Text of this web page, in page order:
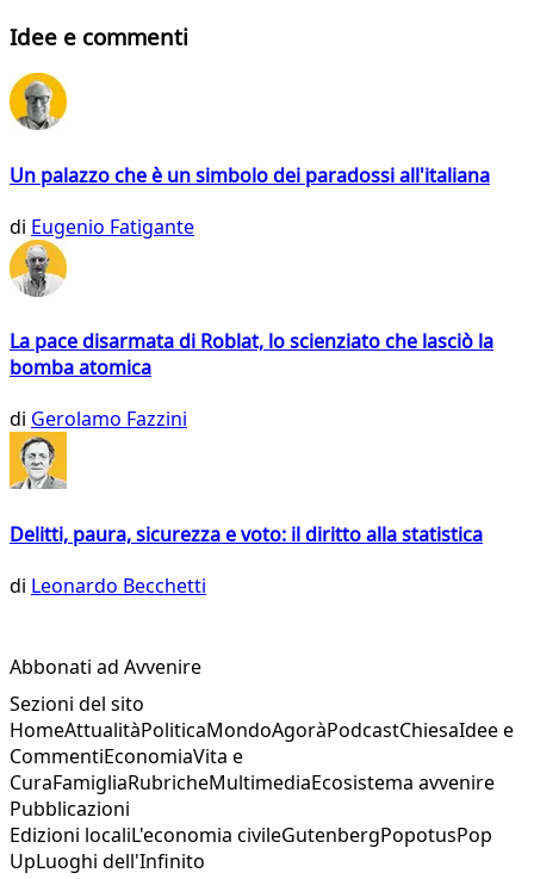
Idee e commenti
Un palazzo che è un simbolo dei paradossi all'italiana
di Eugenio Fatigante
La pace disarmata di Roblat, lo scienziato che lasciò la
bomba atomica
di Gerolamo Fazzini
Delitti, paura, sicurezza e voto: il diritto alla statistica
di Leonardo Becchetti
Abbonati ad Avvenire
Sezioni del sito
HomeAttualitàPoliticaMondoAgoràPodcastChiesaIdee e
CommentiEconomiaVita e
CuraFamigliaRubricheMultimediaEcosistema avvenire
Pubblicazioni
Edizioni localiL'economia civileGutenbergPopotusPop
UpLuoghi dell'Infinito